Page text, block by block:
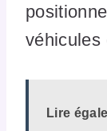
véhicules
Lire